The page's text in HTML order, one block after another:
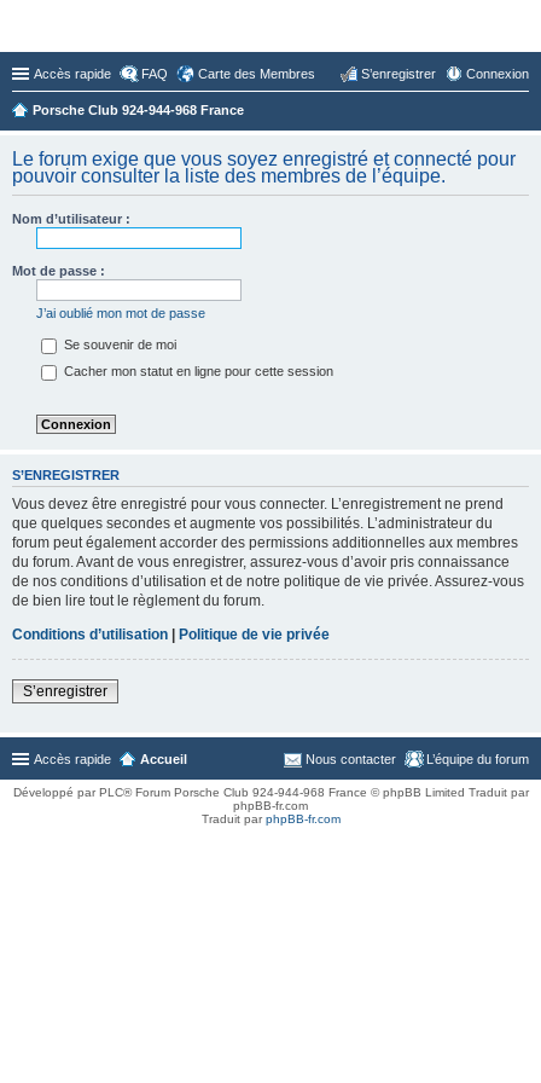
Accès rapide FAQ Carte des Membres Connexion
S’enregistrer
Porsche Club 924-944-968 France
Le forum exige que vous soyez enregistré et connecté pour
pouvoir consulter la liste des membres de l’équipe.
Nom d’utilisateur :
Mot de passe :
J’ai oublié mon mot de passe
Se souvenir de moi
Cacher mon statut en ligne pour cette session
S’ENREGISTRER
Vous devez être enregistré pour vous connecter. L’enregistrement ne prend
que quelques secondes et augmente vos possibilités. L’administrateur du
forum peut également accorder des permissions additionnelles aux membres
du forum. Avant de vous enregistrer, assurez-vous d’avoir pris connaissance
de nos conditions d’utilisation et de notre politique de vie privée. Assurez-vous
de bien lire tout le règlement du forum.
Conditions d’utilisation | Politique de vie privée
S’enregistrer
Accès rapide Accueil L’équipe du forum
Nous contacter
Développé par PLC® Forum Porsche Club 924-944-968 France © phpBB Limited Traduit par
phpBB-fr.com
Traduit parphpBB-fr.com